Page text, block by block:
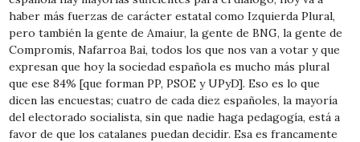
haber más fuerzas de carácter estatal como Izquierda Plural,
pero también la gente de Amaiur, la gente de BNG, la gente de
Compromís, Nafarroa Bai, todos los que nos van a votar y que
expresan que hoy la sociedad española es mucho más plural
que ese 84% [que forman PP, PSOE y UPyD]. Eso es lo que
dicen las encuestas; cuatro de cada diez españoles, la mayoría
del electorado socialista, sin que nadie haga pedagogía, está a
favor de que los catalanes puedan decidir. Esa es francamente